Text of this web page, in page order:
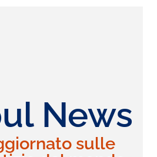
News
sulle